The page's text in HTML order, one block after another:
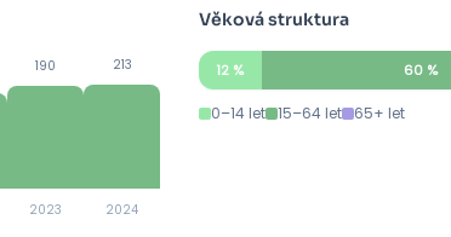
190
2023
213
2024
Věková struktura
12 % 60%
0–14 let 15–64 let 65+ let